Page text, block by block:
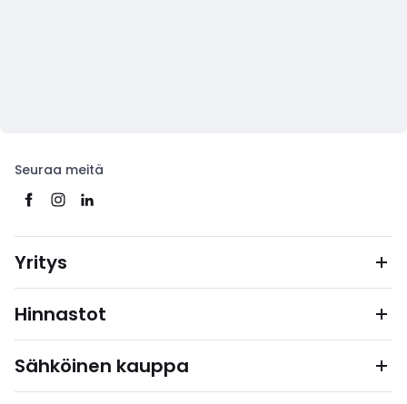
Seuraa meitä
Yritys
Hinnastot
Sähköinen kauppa